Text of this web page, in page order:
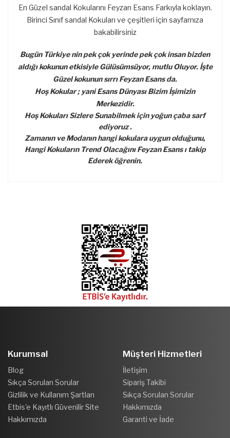
En Güzel sandal Kokularını Feyzan Esans Farkıyla koklayın.
Birinci Sınıf sandal Kokuları ve çeşitleri için sayfamıza
bakabilirsiniz
Bugün Türkiye nin pek çok yerinde pek çok insan bizden
aldığı kokunun etkisiyle Gülüsümsüyor, mutlu Oluyor. İşte
Güzel kokunun sırrı Feyzan Esans da.
Hoş Kokular ; yani Esans Dünyası Bizim İşimizin
Merkezidir.
Hoş Kokuları Sizlere Sunabilmek için yoğun çaba sarf
ediyoruz .
Zamanın ve Modanın hangi kokulara uygun olduğunu,
Hangi Kokuların Trend Olacağını Feyzan Esans ı takip
Ederek öğrenin.
Kurumsal
Blog
Sıkça Sorulan Sorular
Gizlilik ve Kullanım Şartları
Etbis'e Kayıtlı Güvenilir Site
Hakkımızda
Müşteri Hizmetleri
İletişim
Sipariş Takibi
Sıkça Sorulan Sorular
Hakkımızda
Garanti ve İade